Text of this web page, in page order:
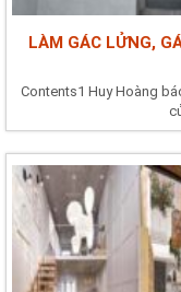
LÀM GÁC LỬNG,
Contents1 Huy Hoàng